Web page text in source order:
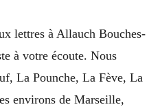
lettres à Allauch Bouches-
à votre écoute. Nous
La Pounche, La Fève, La
environs de Marseille,